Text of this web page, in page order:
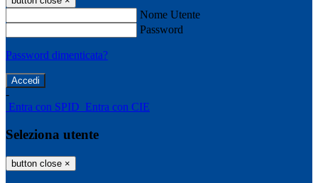
Nome Utente
Password
Password dimenticata?
-
Entra con SPID Entra con CIE
Seleziona utente
button close ×